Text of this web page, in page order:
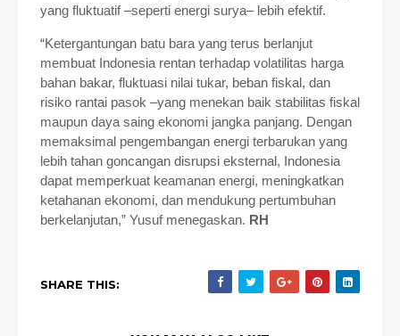
yang fluktuatif –seperti energi surya– lebih efektif.
“Ketergantungan batu bara yang terus berlanjut
membuat Indonesia rentan terhadap volatilitas harga
bahan bakar, fluktuasi nilai tukar, beban fiskal, dan
risiko rantai pasok –yang menekan baik stabilitas fiskal
maupun daya saing ekonomi jangka panjang. Dengan
memaksimal pengembangan energi terbarukan yang
lebih tahan goncangan disrupsi eksternal, Indonesia
dapat memperkuat keamanan energi, meningkatkan
ketahanan ekonomi, dan mendukung pertumbuhan
berkelanjutan,” Yusuf menegaskan. RH
SHARE THIS: